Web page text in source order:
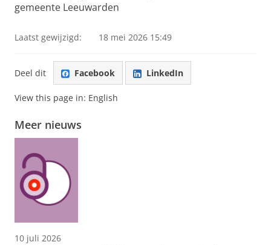
gemeente Leeuwarden
Laatst gewijzigd: 18 mei 2026 15:49
Deel dit Facebook LinkedIn
View this page in: English
Meer nieuws
10 juli 2026